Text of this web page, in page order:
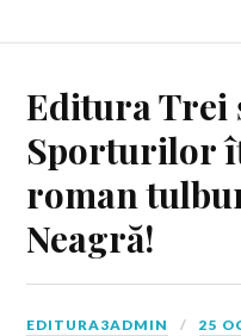
Editura Trei
Sporturilor
roman
Neagră!
EDITURA3ADMIN 25